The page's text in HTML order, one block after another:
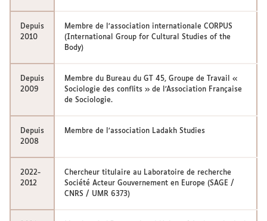
Depuis
2010
Membre de l’association internationale CORPUS
(International Group for Cultural Studies of the
Body)
Depuis
2009
Membre du Bureau du GT 45, Groupe de Travail «
Sociologie des conflits » de l’Association Française
de Sociologie.
Depuis
2008
Membre de l’association Ladakh Studies
2022-
2012
Chercheur titulaire au Laboratoire de recherche
Société Acteur Gouvernement en Europe (SAGE /
CNRS / UMR 6373)